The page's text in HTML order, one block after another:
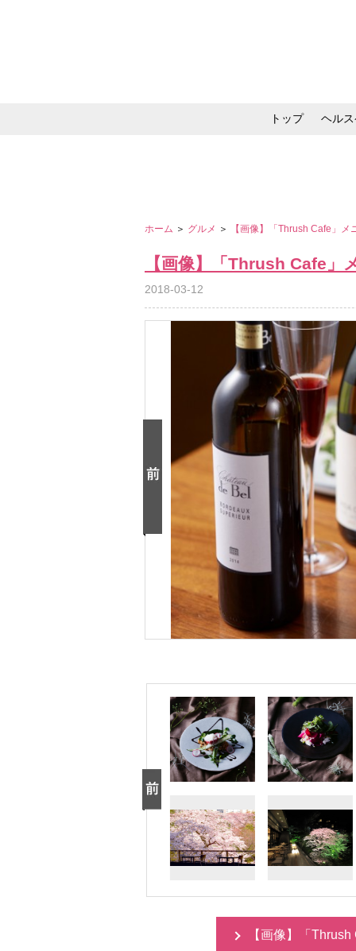
トップ ヘル
ホーム ＞ グルメ ＞ 【画像】「Thrush Cafe」
【画像】「Thrush Cafe」
2018-03-12
【画像】「